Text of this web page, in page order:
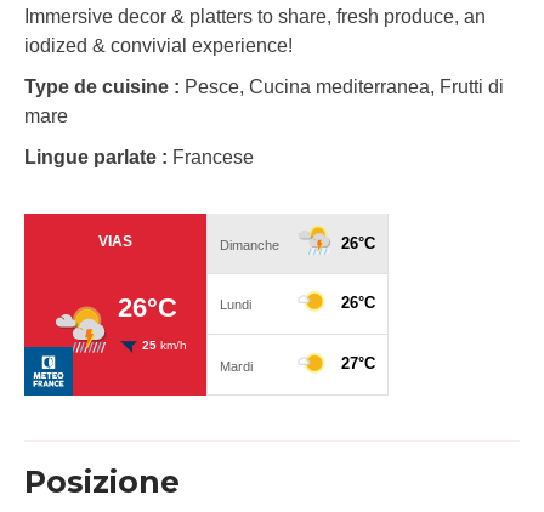
Immersive decor & platters to share, fresh produce, an
iodized & convivial experience!
Type de cuisine : Pesce, Cucina mediterranea, Frutti di
mare
Lingue parlate : Francese
Posizione